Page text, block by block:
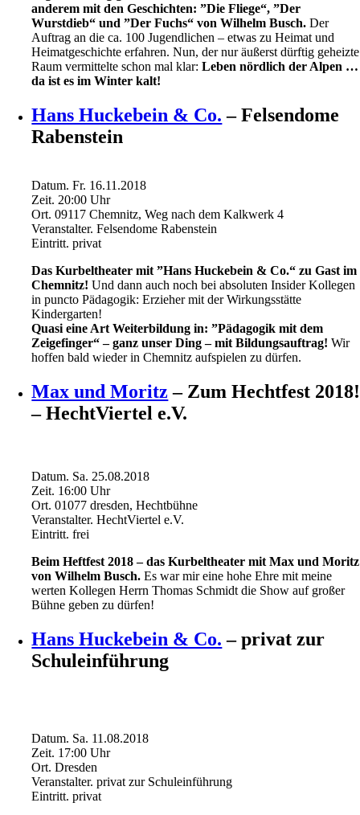
anderem mit den Geschichten: ”Die Fliege“, ”Der
Wurstdieb“ und ”Der Fuchs“ von Wilhelm Busch. Der
Auftrag an die ca. 100 Jugendlichen – etwas zu Heimat und
Heimatgeschichte erfahren. Nun, der nur äußerst dürftig geheizte
Raum vermittelte schon mal klar:Leben nördlich der Alpen …
da ist es im Winter kalt!
Hans Huckebein & Co. – Felsendome
Rabenstein
Datum. Fr. 16.11.2018
Zeit. 20:00Uhr
Ort. 09117 Chemnitz, Weg nach dem Kalkwerk 4
Veranstalter. Felsendome Rabenstein
Eintritt. privat
Das Kurbeltheater mit ”Hans Huckebein & Co.“ zu Gast im
Chemnitz! Und dann auch noch bei absoluten Insider Kollegen
in puncto Pädagogik: Erzieher mit der Wirkungsstätte
Kindergarten!
Quasi eine Art Weiterbildung in: ”Pädagogik mit dem
Zeigefinger“ – ganz unser Ding – mit Bildungsauftrag! Wir
hoffen bald wieder in Chemnitz aufspielen zu dürfen.
Max und Moritz – Zum Hechtfest 2018!
– HechtViertel e.V.
Datum. Sa. 25.08.2018
Zeit. 16:00Uhr
Ort. 01077 dresden, Hechtbühne
Veranstalter. HechtViertel e.V.
Eintritt. frei
Beim Heftfest 2018 – das Kurbeltheater mit Max und Moritz
von Wilhelm Busch. Es war mir eine hohe Ehre mit meine
werten Kollegen Herrn Thomas Schmidt die Show auf großer
Bühne geben zu dürfen!
Hans Huckebein & Co. – privat zur
Schuleinführung
Datum. Sa. 11.08.2018
Zeit. 17:00Uhr
Ort. Dresden
Veranstalter. privat zur Schuleinführung
Eintritt. privat